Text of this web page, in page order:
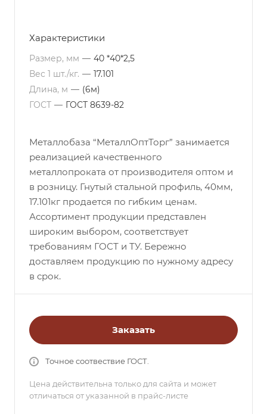
Характеристики
Размер, мм — 40 *40*2,5
Вес 1 шт./кг. — 17.101
Длина, м — (6м)
ГОСТ — ГОСТ 8639-82
Металлобаза “МеталлОптТорг” занимается
реализацией качественного
металлопроката от производителя оптом и
в розницу. Гнутый стальной профиль, 40мм,
17.101кг продается по гибким ценам.
Ассортимент продукции представлен
широким выбором, соответствует
требованиям ГОСТ и ТУ. Бережно
доставляем продукцию по нужному адресу
в срок.
Заказать
Точное соотвествие ГОСТ.
Цена действительна только для сайта и может
отличаться от указанной в прайс-листе